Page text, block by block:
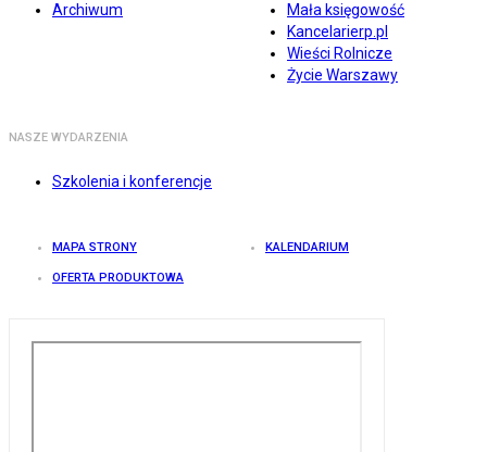
Archiwum
Mała księgowość
Kancelarierp.pl
Wieści Rolnicze
Życie Warszawy
NASZE WYDARZENIA
Szkolenia i konferencje
MAPA STRONY KALENDARIUM
OFERTA PRODUKTOWA